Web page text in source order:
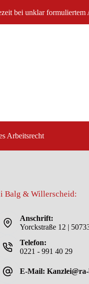
bei unklar formuliertem
Arbeitsrecht
Balg & Willerscheid:
Anschrift:
Yorckstraße 12 |
Telefon:
0221 - 991 40 29
E-Mail: